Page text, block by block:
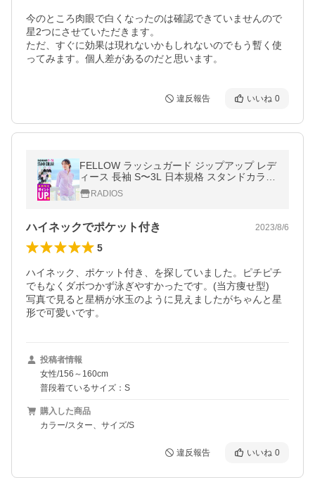
今のところ肉眼で白くなったのは確認できていませんので
星2つにさせていただきます。
ただ、すぐに効果は現れないかもしれないのでもう暫く使
ってみます。個人差があるのだと思います。
違反報告 いいね 0
FELLOW ラッシュガード ジップアップ レデ
ィース 長袖 S〜3L 日本規格 スタンドカラー
水陸両用 速乾 UPF50+ 紫外線対策
RADIOS
ハイネックでポケット付き 2023/8/6
5
ハイネック、ポケット付き、を探していました。ピチピチ
でもなくダボつかず泳ぎやすかったです。(当方痩せ型)
写真で見ると星柄が水玉のように見えましたがちゃんと星
形で可愛いです。
投稿者情報
女性/156～160cm
普段着ているサイズ：S
購入した商品
カラー/スター、サイズ/S
違反報告 いいね 0